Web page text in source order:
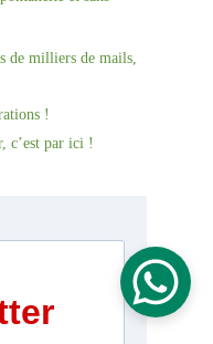
de milliers de mails,
!
c’est par ici !